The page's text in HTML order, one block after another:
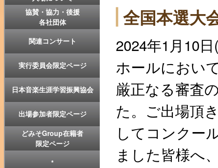
協賛・協力・後援
各社団体
関連コンサート
実行委員会限定ページ
日本音楽生涯学習振興協会
出場参加者限定ページ
どみそGroup在籍者
限定ページ
*
全国本選大
2024年1月10
ホールにおい
厳正なる審査
た。ご出場頂
してコンクー
ました皆様へ